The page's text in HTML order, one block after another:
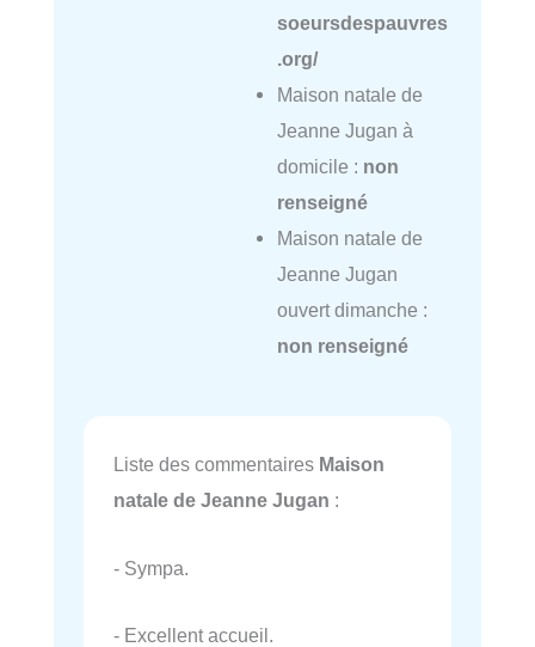
soeursdespauvres
.org/
Maison natale de
Jeanne Jugan à
domicile : non
renseigné
Maison natale de
Jeanne Jugan
ouvert dimanche :
non renseigné
Liste des commentaires Maison
natale de Jeanne Jugan :
- Sympa.
- Excellent accueil.